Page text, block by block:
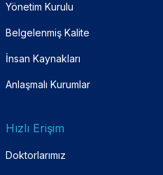
Yönetim Kurulu
Belgelenmiş Kalite
İnsan Kaynakları
Anlaşmalı Kurumlar
Hızlı Erişim
Doktorlarımız